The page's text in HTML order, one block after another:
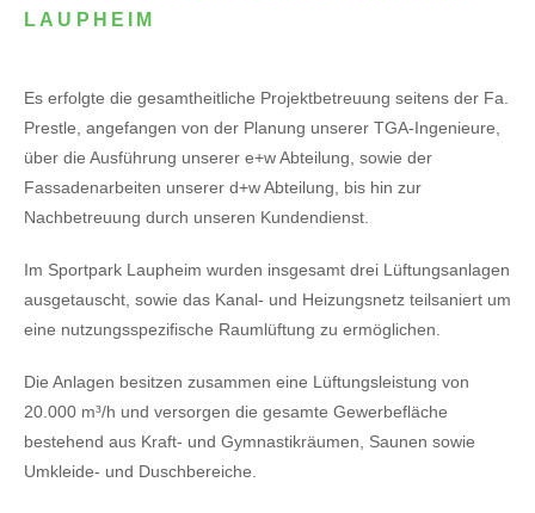
LAUPHEIM
Es erfolgte die gesamtheitliche Projektbetreuung seitens der Fa.
Prestle, angefangen von der Planung unserer TGA-Ingenieure,
über die Ausführung unserer e+w Abteilung, sowie der
Fassadenarbeiten unserer d+w Abteilung, bis hin zur
Nachbetreuung durch unseren Kundendienst.
Im Sportpark Laupheim wurden insgesamt drei Lüftungsanlagen
ausgetauscht, sowie das Kanal- und Heizungsnetz teilsaniert um
eine nutzungsspezifische Raumlüftung zu ermöglichen.
Die Anlagen besitzen zusammen eine Lüftungsleistung von
20.000 m³/h und versorgen die gesamte Gewerbefläche
bestehend aus Kraft- und Gymnastikräumen, Saunen sowie
Umkleide- und Duschbereiche.